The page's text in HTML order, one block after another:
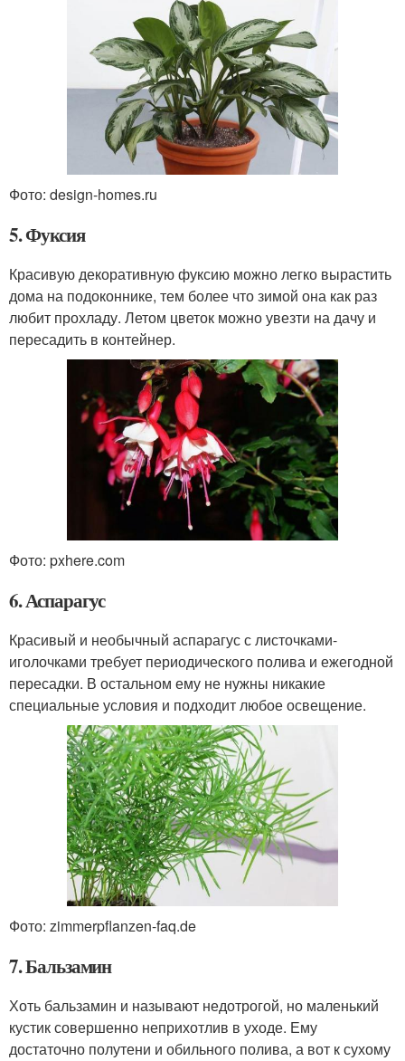
Фото: design-homes.ru
5. Фуксия
Красивую декоративную фуксию можно легко вырастить
дома на подоконнике, тем более что зимой она как раз
любит прохладу. Летом цветок можно увезти на дачу и
пересадить в контейнер.
Фото: pxhere.com
6. Аспарагус
Красивый и необычный аспарагус с листочками-
иголочками требует периодического полива и ежегодной
пересадки. В остальном ему не нужны никакие
специальные условия и подходит любое освещение.
Фото: zimmerpflanzen-faq.de
7. Бальзамин
Хоть бальзамин и называют недотрогой, но маленький
кустик совершенно неприхотлив в уходе. Ему
достаточно полутени и обильного полива, а вот к сухому